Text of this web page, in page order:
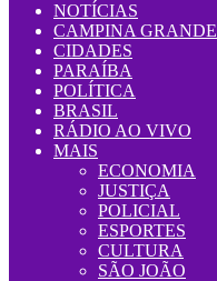
NOTÍCIAS
CAMPINA GRANDE
CIDADES
PARAÍBA
POLÍTICA
BRASIL
RÁDIO AO VIVO
MAIS
ECONOMIA
JUSTIÇA
POLICIAL
ESPORTES
CULTURA
SÃO JOÃO